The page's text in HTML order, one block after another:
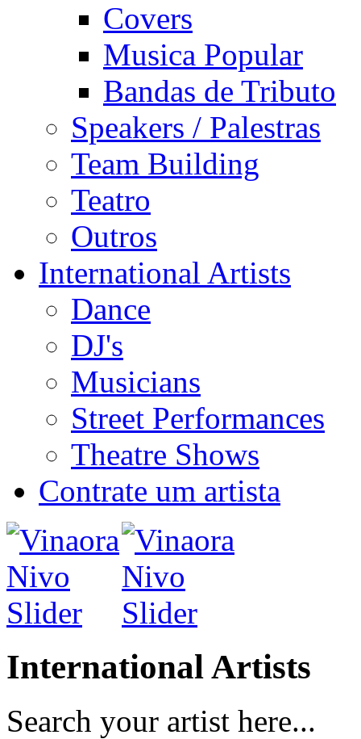
Covers
Musica Popular
Bandas de Tributo
Speakers / Palestras
Team Building
Teatro
Outros
International Artists
Dance
DJ's
Musicians
Street Performances
Theatre Shows
Contrate um artista
International Artists
Search your artist here...